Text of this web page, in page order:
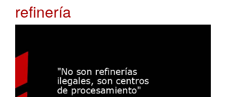
refinería